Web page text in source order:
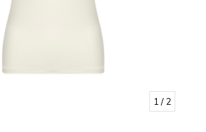
1 / 2